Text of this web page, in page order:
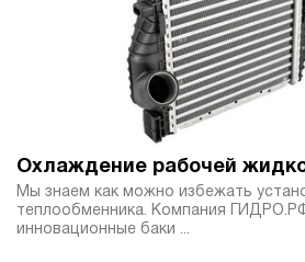
Охлаждение рабочей
Мы знаем как можно избежать
теплообменника. Компания
инновационные баки ...